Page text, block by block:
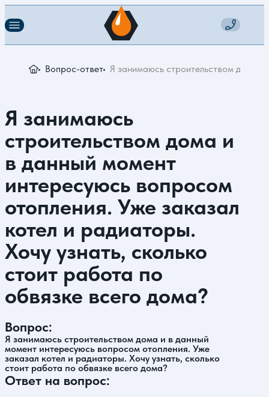
Вопрос-ответ Я занимаюсь строительством дома и
Я занимаюсь
строительством дома и
в данный момент
интересуюсь вопросом
отопления. Уже заказал
котел и радиаторы.
Хочу узнать, сколько
стоит работа по
обвязке всего дома?
Вопрос:
Я занимаюсь строительством дома и в данный
момент интересуюсь вопросом отопления. Уже
заказал котел и радиаторы. Хочу узнать, сколько
стоит работа по обвязке всего дома?
Ответ на вопрос: